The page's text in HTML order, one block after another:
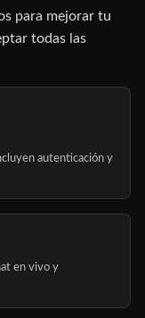
para mejorar tu
todas las
autenticación y
en vivo y